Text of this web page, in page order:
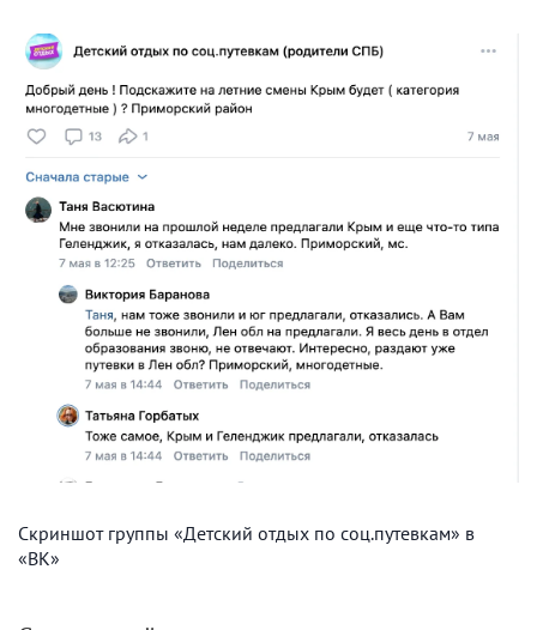
Скриншот группы «Детский отдых по соц.путевкам» в
«ВК»